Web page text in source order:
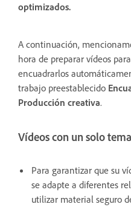
optimizados.
A continuación,
hora de preparar vídeos
encuadrarlos
trabajo preestablecido
Producción creativa.
Vídeos con un solo tema
Para garantizar que su
se adapte a diferentes
utilizar material seguro